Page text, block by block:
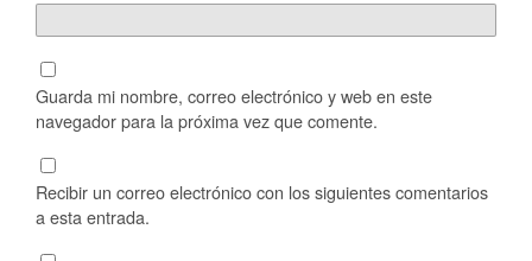
Guarda mi nombre, correo electrónico y web en este
navegador para la próxima vez que comente.
Recibir un correo electrónico con los siguientes comentarios
a esta entrada.